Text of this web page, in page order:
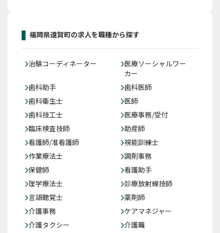
福岡県遠賀町の求人を職種から探す
治験コーディネーター
医療ソーシャルワー
カー
歯科助手
歯科医師
歯科衛生士
医師
歯科技工士
医療事務/受付
臨床検査技師
助産師
看護師/准看護師
視能訓練士
作業療法士
調剤事務
保健師
看護助手
理学療法士
診療放射線技師
言語聴覚士
薬剤師
介護事務
ケアマネジャー
介護タクシー
介護職